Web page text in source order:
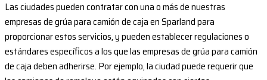
Las ciudades pueden contratar con una o más de nuestras
empresas de grúa para camión de caja en Sparland para
proporcionar estos servicios, y pueden establecer regulaciones o
estándares específicos a los que las empresas de grúa para camión
de caja deben adherirse. Por ejemplo, la ciudad puede requerir que